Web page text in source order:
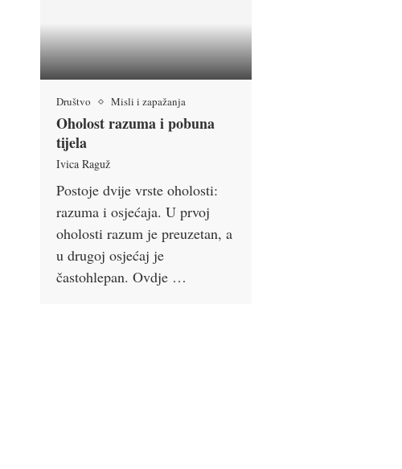
Društvo Misli i zapažanja
Oholost razuma i pobuna
tijela
Ivica Raguž
Postoje dvije vrste oholosti:
razuma i osjećaja. U prvoj
oholosti razum je preuzetan, a
u drugoj osjećaj je
častohlepan. Ovdje …